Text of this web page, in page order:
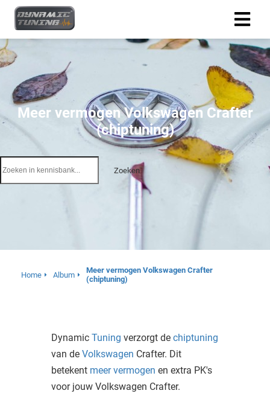
Meer vermogen Volkswagen Crafter
(chiptuning)
Zoeken
Home Album
Meer vermogen Volkswagen Crafter
(chiptuning)
Dynamic Tuning verzorgt de chiptuning
van de Volkswagen Crafter. Dit
betekent meer vermogen en extra PK's
voor jouw Volkswagen Crafter.